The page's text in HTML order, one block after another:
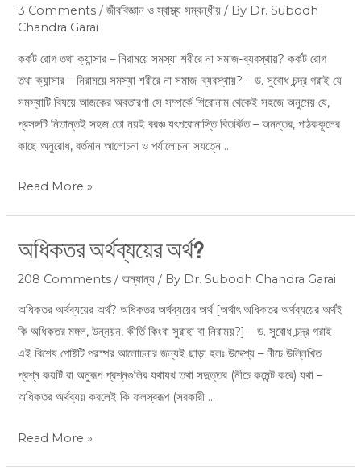
3 Comments /জীববিজ্ঞান ও স্বাস্থ্য সম্বন্ধীয় / By Dr. Subodh
Chandra Garai
কর্কট রোগ তথা ক্যান্সার – নিরাময়ে সমস্যা শরীরে না সমাজ-ব্যবস্থায়? কর্কট রোগ
তথা ক্যান্সার – নিরাময়ে সমস্যা শরীরে না সমাজ-ব্যবস্থায়? – ড. সুবোধ চন্দ্র গরাই যে
সমস্যাটি বিষয়ে আজকের অবতারণা সে সম্পর্কে শিরোনাম থেকেই সহজে অনুমেয় যে,
প্রসঙ্গটি নিতান্তই সহজ তো নয়ই বরঞ্চ যৎপরোনাস্তি বিতর্কিত – অনন্তর, পাঠককূলের
কাছে অনুরোধ, বর্তমান আলোচনা ও পর্যালোচনা সযত্নে …
ক্যান্সার
–
নিরাময়ে
সমস্যা
শরীরে
না
সমাজ-
Read More »
অধিকতর অর্থব্যয়ের অর্থ?
208 Comments /অন্যান্য / By Dr. Subodh Chandra Garai
অধিকতর অর্থব্যয়ের অর্থ? অধিকতর অর্থব্যয়ের অর্থ [অর্থাৎ অধিকতর অর্থব্যয়ের অর্থই
কি অধিকতর মঙ্গল, উন্নয়ন, কীর্তি কিংবা সুরাহা বা নিরাময়?] – ড. সুবোধ চন্দ্র গরাই
এই বিশেষ পোষ্টটি পরস্পর আলোচনার জন্যই ছাড়া হলঃ উদ্দেশ্য – নীচে উল্লিখিত
প্রশ্ন কয়টি বা অনুরূপ প্রশ্নগুলির যথাযথ তথা সদুত্তর (নীচে কমেন্ট করে) যথা –
অধিকতর অর্থব্যয় করলেই কি ফলস্বরূপ (সরকারী …
অধিকতর
অর্থ?
Read More »